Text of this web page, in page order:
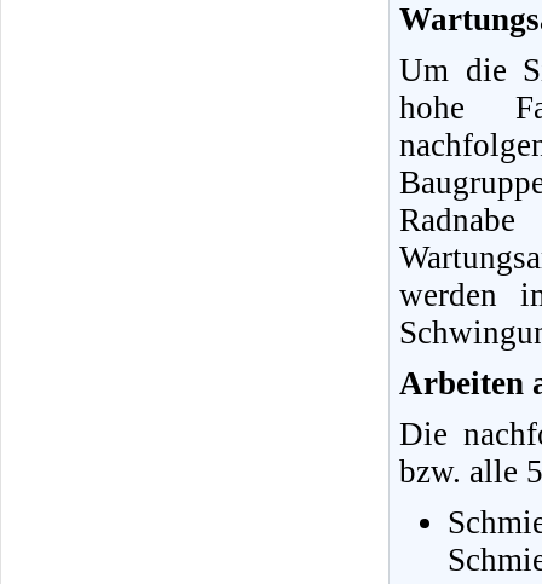
Um die
hohe
werden
Arbeiten
Die
bzw. alle